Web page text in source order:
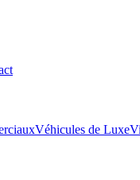
Véhicules de Luxe